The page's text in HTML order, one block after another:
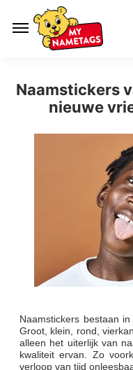
Naamstickers
nieuwe
Naamstickers bestaan
Groot, klein, rond,
alleen het uiterlijk van
kwaliteit ervan. Zo
verloop van tijd